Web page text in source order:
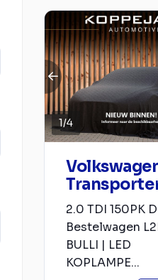
1/4
2.0 TDI 150PK
Bestelwagen
BULLI | LED
KOPLAMPE...